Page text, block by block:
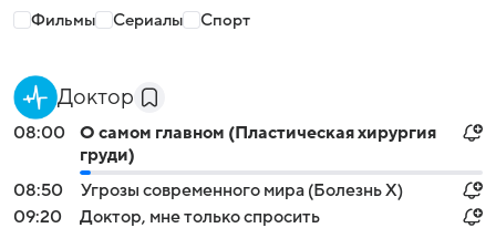
Фильмы Сериалы Спорт
Доктор
08:00
О самом главном (Пластическая хирургия
груди)
08:50
Угрозы современного мира (Болезнь Х)
09:20
Доктор, мне только спросить